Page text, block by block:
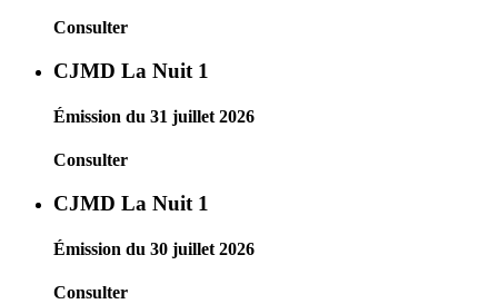
Consulter
CJMD La Nuit 1
Émission du 31 juillet 2026
Consulter
CJMD La Nuit 1
Émission du 30 juillet 2026
Consulter